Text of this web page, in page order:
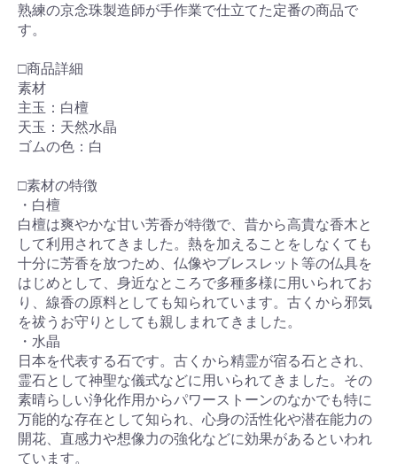
熟練の京念珠製造師が手作業で仕立てた定番の商品で
す。
□商品詳細
素材
主玉：白檀
天玉：天然水晶
ゴムの色：白
□素材の特徴
・白檀
白檀は爽やかな甘い芳香が特徴で、昔から高貴な香木と
して利用されてきました。熱を加えることをしなくても
十分に芳香を放つため、仏像やブレスレット等の仏具を
はじめとして、身近なところで多種多様に用いられてお
り、線香の原料としても知られています。古くから邪気
を祓うお守りとしても親しまれてきました。
・水晶
日本を代表する石です。古くから精霊が宿る石とされ、
霊石として神聖な儀式などに用いられてきました。その
素晴らしい浄化作用からパワーストーンのなかでも特に
万能的な存在として知られ、心身の活性化や潜在能力の
開花、直感力や想像力の強化などに効果があるといわれ
ています。